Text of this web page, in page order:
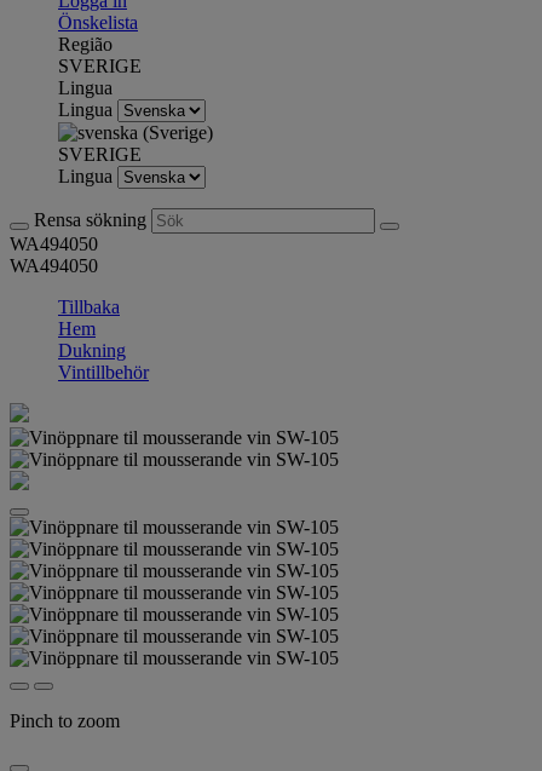
Önskelista
Região
SVERIGE
Lingua
Lingua
SVERIGE
Lingua
Rensa sökning
WA494050
WA494050
Tillbaka
Hem
Dukning
Vintillbehör
Pinch to zoom